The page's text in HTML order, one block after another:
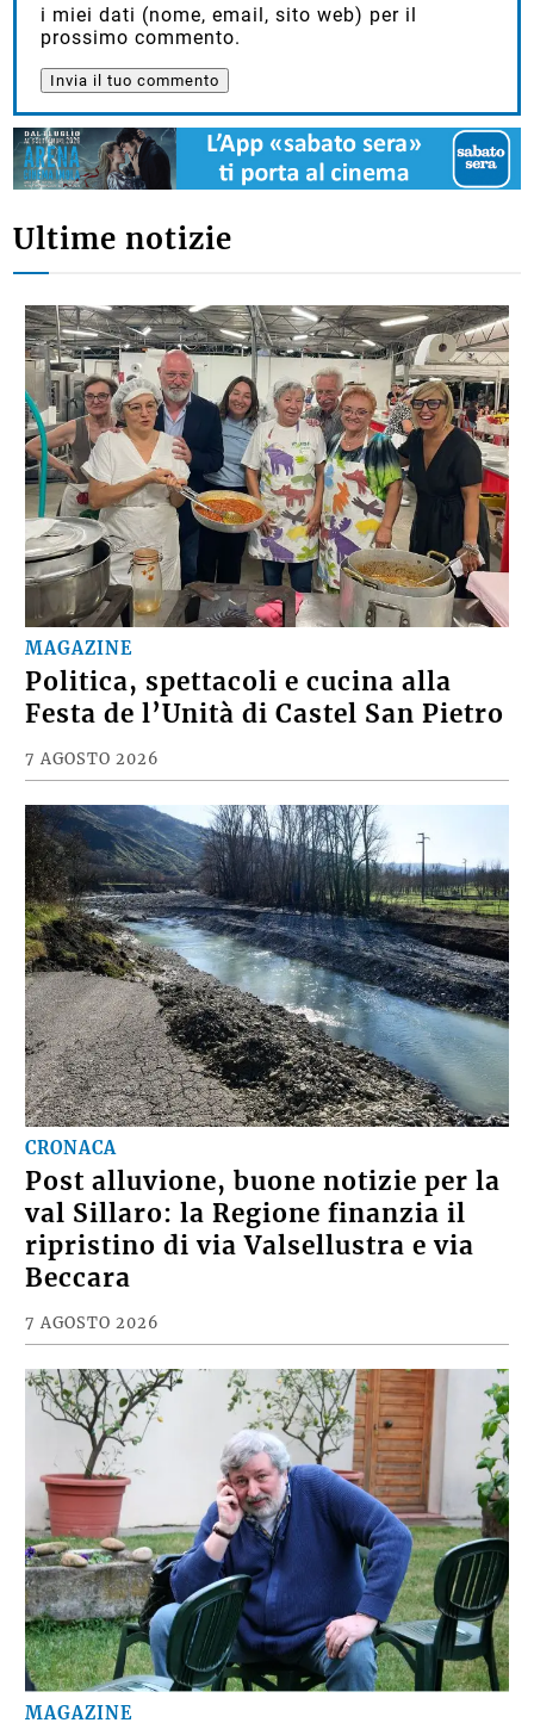
i miei dati (nome, email, sito web) per il
prossimo commento.
Ultime notizie
MAGAZINE
Politica, spettacoli e cucina alla
Festa de l’Unità di Castel San Pietro
7 AGOSTO 2026
CRONACA
Post alluvione, buone notizie per la
val Sillaro: la Regione finanzia il
ripristino di via Valsellustra e via
Beccara
7 AGOSTO 2026
MAGAZINE